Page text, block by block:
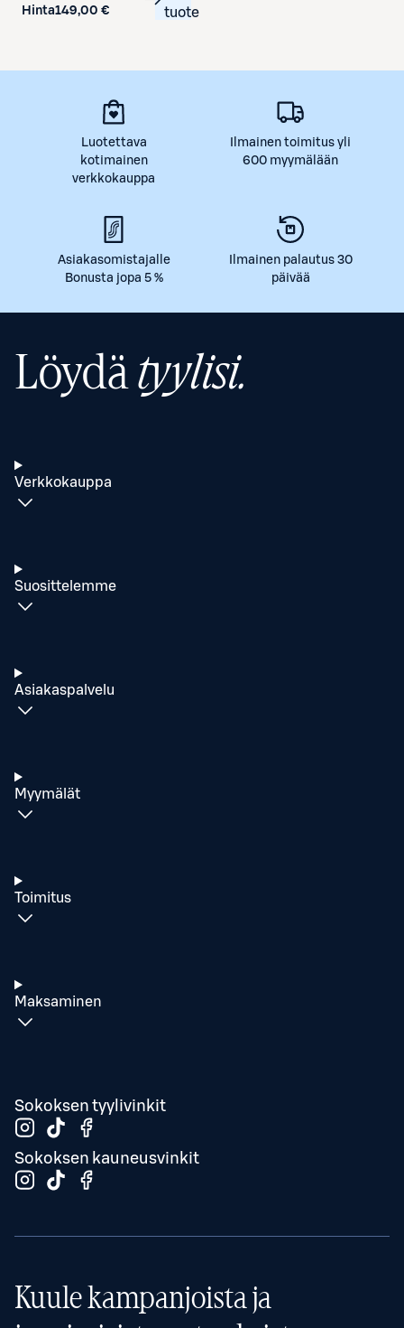
Hinta149,00 €
tuote
Luotettava
kotimainen
verkkokauppa
Ilmainen toimitus yli
600 myymälään
Asiakasomistajalle
Bonusta jopa 5 %
Ilmainen palautus 30
päivää
Löydätyylisi.
Verkkokauppa
Suosittelemme
Asiakaspalvelu
Myymälät
Toimitus
Maksaminen
Sokoksen tyylivinkit
Sokoksen kauneusvinkit
Kuule kampanjoista ja